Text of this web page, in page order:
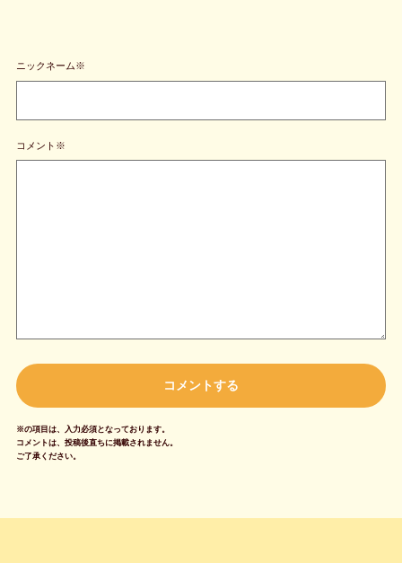
ニックネーム※
コメント※
※の項目は、入力必須となっております。
コメントは、投稿後直ちに掲載されません。
ご了承ください。